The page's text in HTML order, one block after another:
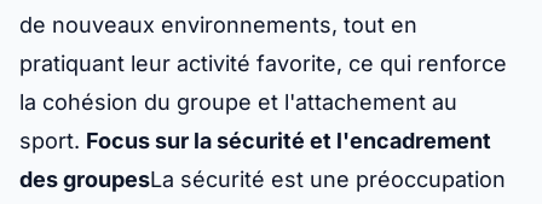
de nouveaux environnements, tout en
pratiquant leur activité favorite, ce qui renforce
la cohésion du groupe et l'attachement au
sport. Focus sur la sécurité et l'encadrement
des groupesLa sécurité est une préoccupation